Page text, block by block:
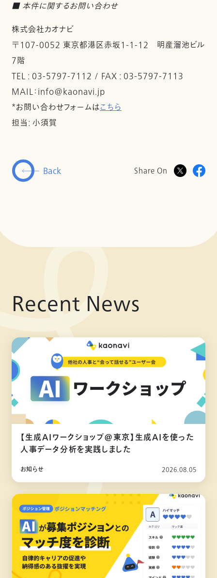
■ 本件に関するお問い合わせ
株式会社カオナビ
〒107-0052 東京都港区赤坂1-1-12 明産溜池ビル
7階
TEL : 03-5797-7112 / FAX : 03-5797-7113
MAIL：info@kaonavi.jp
*お問い合わせフォームはこちら
担当: 小須賀
Back Share On
Recent News
【生成AIワークショップ@東京】生成AIを使った
人事データ分析を実践しました
お知らせ 2026.08.05